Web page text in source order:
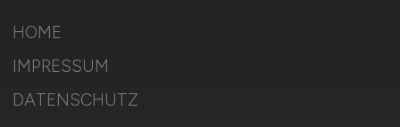
HOME
IMPRESSUM
DATENSCHUTZ